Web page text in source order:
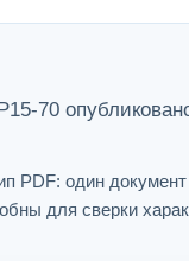
70
PDF: один
для сверки